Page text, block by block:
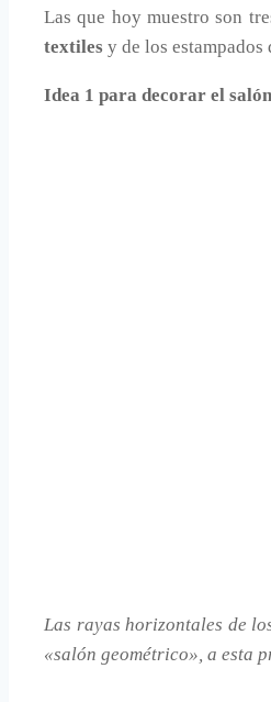
Las que hoy muestro son
textiles y de los estampados
Idea 1 para decorar el
Las rayas horizontales de
«salón geométrico», a esta